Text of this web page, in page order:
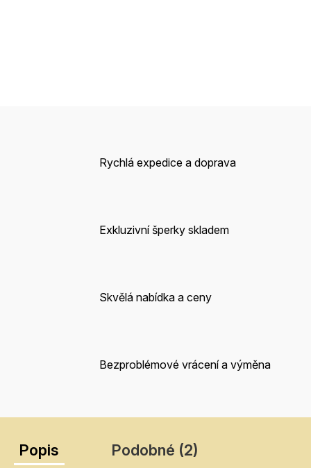
Rychlá expedice a doprava
Exkluzivní šperky skladem
Skvělá nabídka a ceny
Bezproblémové vrácení a výměna
Popis Podobné (2)